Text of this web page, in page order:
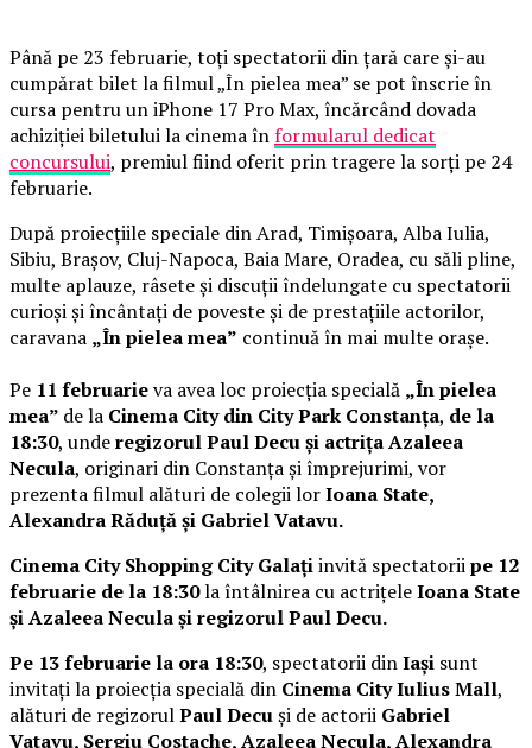
Până pe 23 februarie, toți spectatorii din țară care și-au
cumpărat bilet la filmul „În pielea mea” se pot înscrie în
cursa pentru un iPhone 17 Pro Max, încărcând dovada
achiziției biletului la cinema înformularul dedicat
concursului, premiul fiind oferit prin tragere la sorți pe 24
februarie.
După proiecțiile speciale din Arad, Timișoara, Alba Iulia,
Sibiu, Brașov, Cluj-Napoca, Baia Mare, Oradea, cu săli pline,
multe aplauze, râsete și discuții îndelungate cu spectatorii
curioși și încântați de poveste și de prestațiile actorilor,
caravana „În pielea mea” continuă în mai multe orașe.
Pe 11 februarieva avea loc proiecția specială „În pielea
mea” de la Cinema City din City Park Constanța, de la
18:30, underegizorul Paul Decu și actrița Azaleea
Necula, originari din Constanța și împrejurimi, vor
prezenta filmul alături de colegii lorIoana State,
Alexandra Răduță și Gabriel Vatavu.
Cinema City Shopping City Galațiinvită spectatoriipe 12
februarie de la 18:30la întâlnirea cu actrițeleIoana State
și Azaleea Necula și regizorul Paul Decu.
Pe 13 februarie la ora 18:30, spectatorii dinIași sunt
invitați la proiecția specială din Cinema City Iulius Mall,
alături de regizorulPaul Decuși de actorii Gabriel
Vatavu, Sergiu Costache, Azaleea Necula, Alexandra